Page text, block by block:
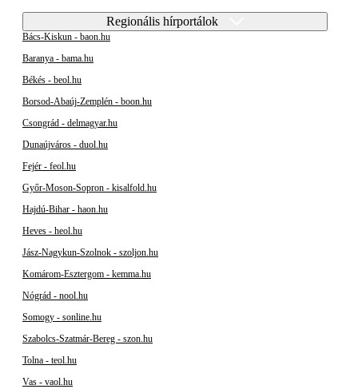
Regionális hírportálok
Bács-Kiskun - baon.hu
Baranya - bama.hu
Békés - beol.hu
Borsod-Abaúj-Zemplén - boon.hu
Csongrád - delmagyar.hu
Dunaújváros - duol.hu
Fejér - feol.hu
Győr-Moson-Sopron - kisalfold.hu
Hajdú-Bihar - haon.hu
Heves - heol.hu
Jász-Nagykun-Szolnok - szoljon.hu
Komárom-Esztergom - kemma.hu
Nógrád - nool.hu
Somogy - sonline.hu
Szabolcs-Szatmár-Bereg - szon.hu
Tolna - teol.hu
Vas - vaol.hu